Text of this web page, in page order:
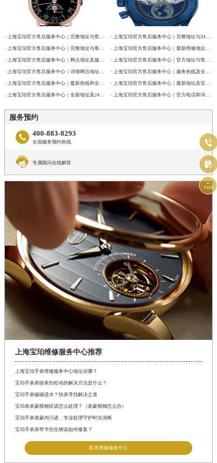
· 上海宝珀官方售后服务中心｜完整地址与客服电话权威信息公告（2026年7月最新）
· 上海宝珀官方售后服务中心｜详细网点地址及热线权威信息公告（2026年7月最新）
· 上海宝珀官方售后服务中心｜最新热线和全部维修地址权威信息公告（2026年7月最新）
· 上海宝珀官方售后服务中心｜全新地址及24小时服务电话权威信息公告（2026年7月最新）
服务预约
 400-883-8293
全国服务预约热线
 专属顾问在线解答
上海宝珀维修服务中心推荐
上海宝珀手表维修服务中心地址在哪？
宝珀手表表链表扣松动的解决方法是什么？
宝珀手表磕碰进水？快来寻找解决之道
宝珀表表蒙模糊应该怎么处理？（表蒙模糊怎么办）
宝珀手表表蒙内污迹，专业处理守护时光清晰
宝珀手表表带卡扣生锈该如何修复？
联系维修服务中心


